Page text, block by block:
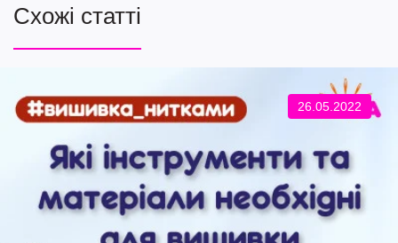
Схожі статті
26.05.2022